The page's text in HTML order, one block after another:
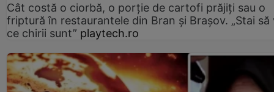
Cât costă o ciorbă, o porţie de cartofi prăjiţi sau o
friptură în restaurantele din Bran şi Braşov. „Stai să
ce chirii sunt” playtech.ro